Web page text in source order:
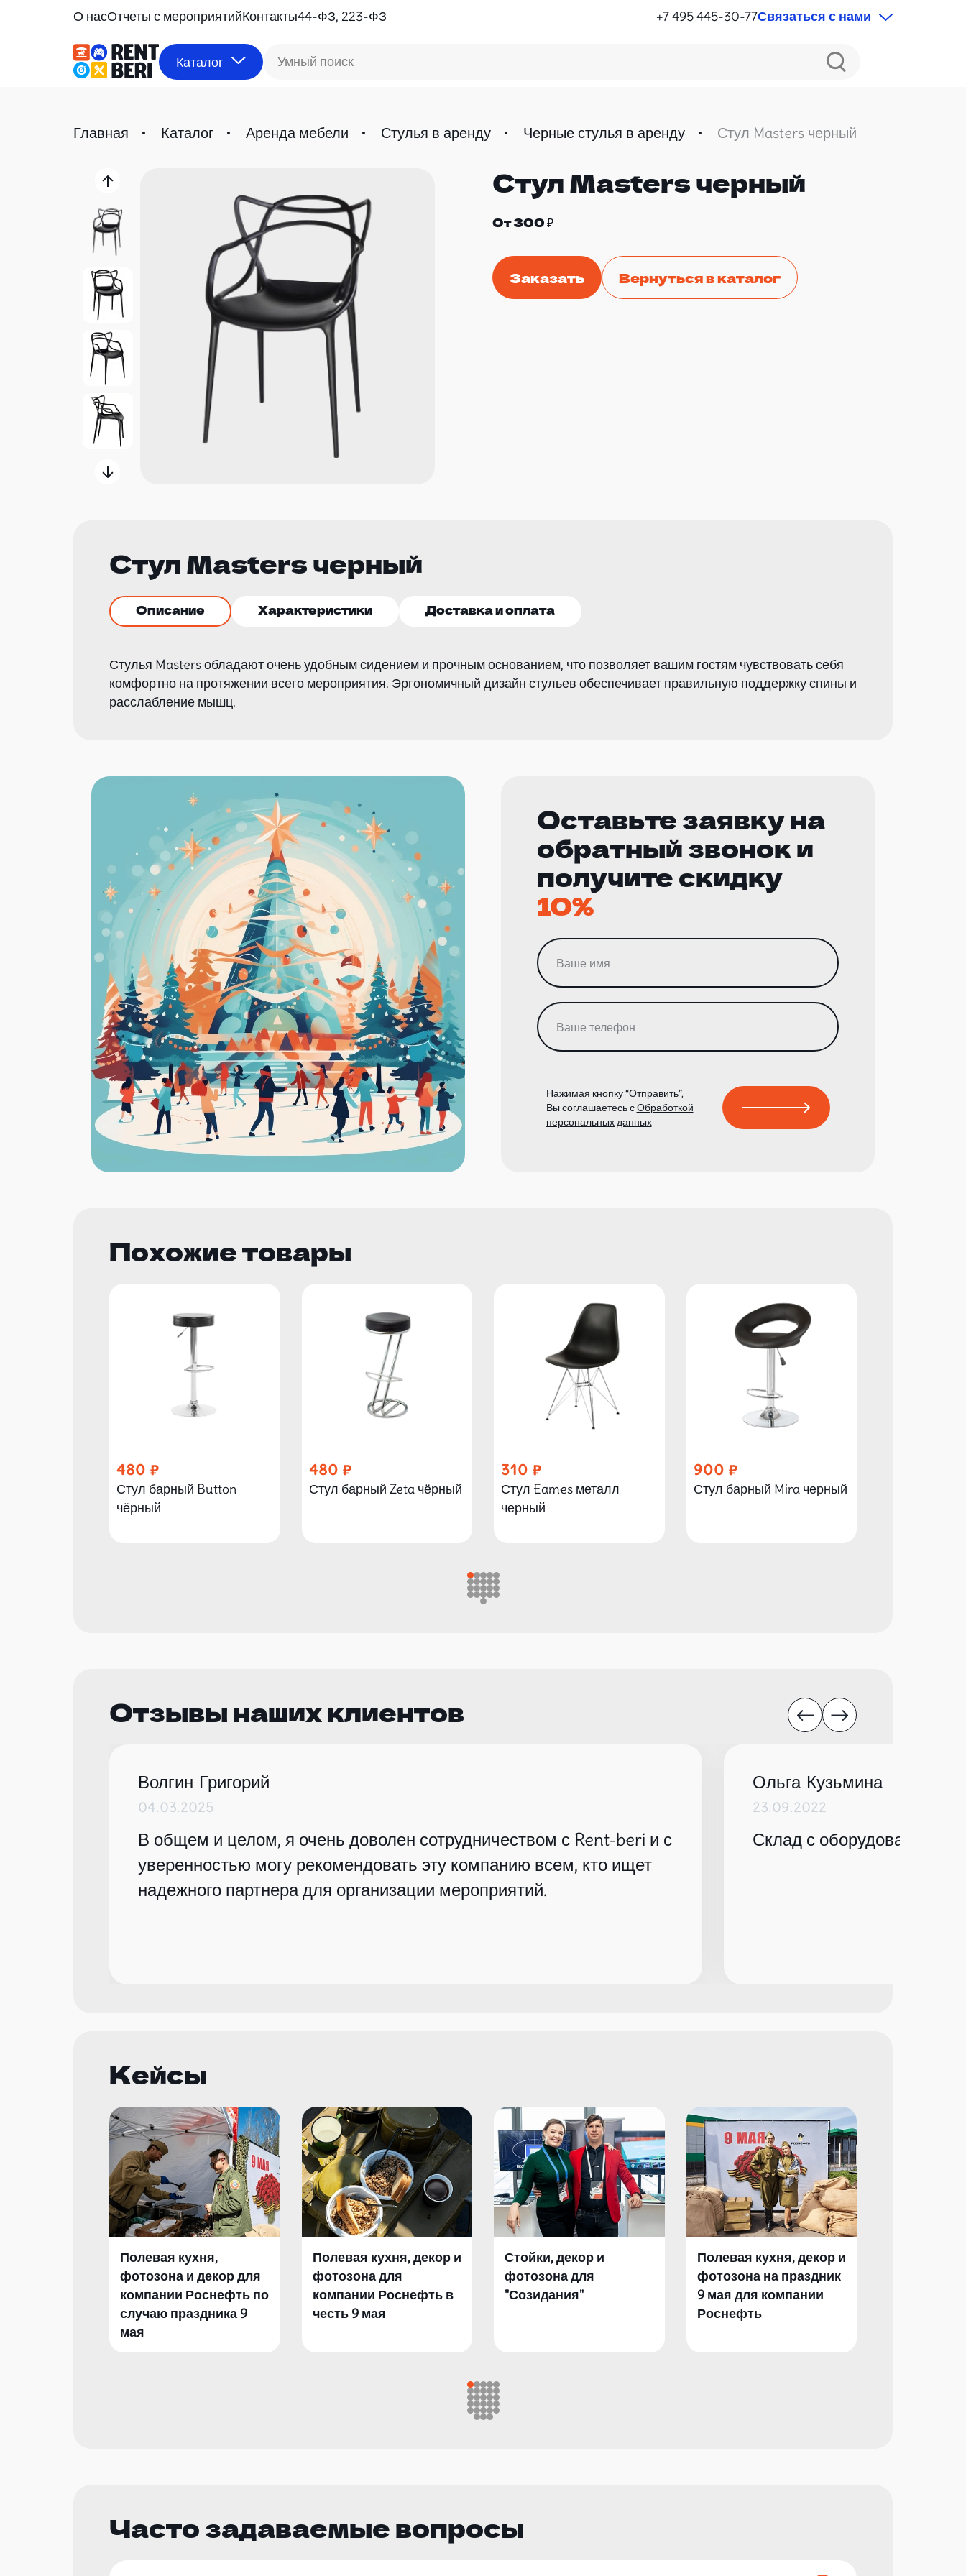
О насОтчеты с мероприятийКонтакты44-ФЗ, 223-ФЗ +7 495 445-30-77Связаться с нами
Каталог Умный поиск
Главная Каталог Аренда мебели Стулья в аренду Черные стулья в аренду Стул Masters черный
Стул Masters черный
От 300 ₽
Заказать Вернуться в каталог
Стул Masters черный
Описание Характеристики Доставка и оплата
Стулья Masters обладают очень удобным сидением и прочным основанием, что позволяет вашим гостям чувствовать себя
комфортно на протяжении всего мероприятия. Эргономичный дизайн стульев обеспечивает правильную поддержку спины и
расслабление мышц.
Оставьте заявку на
обратный звонок и
получите скидку
10%
Нажимая кнопку “Отправить”,
Вы соглашаетесь сОбработкой
персональных данных
Похожие товары
480
Стул барный Button
чёрный
480
Стул барный Zeta чёрный
310
Стул Eames металл
черный
900
Стул барный Mira черный
Отзывы наших клиентов
Волгин Григорий
04.03.2025
В общем и целом, я очень доволен сотрудничеством с Rent-beri и с
уверенностью могу рекомендовать эту компанию всем, кто ищет
надежного партнера для организации мероприятий.
Ольга Кузьмина
23.09.2022
Склад с оборудованием
Кейсы
Полевая кухня,
фотозона и декор для
компании Роснефть по
случаю праздника 9
мая
Полевая кухня, декор и
фотозона для
компании Роснефть в
честь 9 мая
Стойки, декор и
фотозона для
"Созидания"
Полевая кухня, декор и
фотозона на праздник
9 мая для компании
Роснефть
Часто задаваемые вопросы